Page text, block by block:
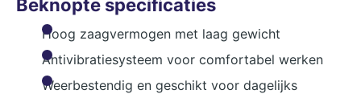
Hoog zaagvermogen met laag gewicht
Antivibratiesysteem voor comfortabel werken
Weerbestendig en geschikt voor dagelijks